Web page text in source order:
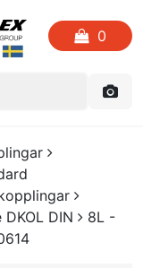
0
DIN
8L -